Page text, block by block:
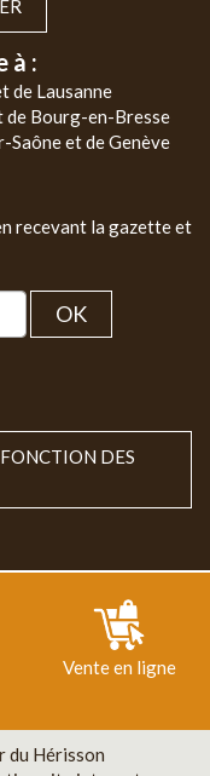
à :
de Lausanne
de Bourg-en-Bresse
Saône et de Genève
recevant la gazette et
OK
DES
Vente en ligne
Hérisson